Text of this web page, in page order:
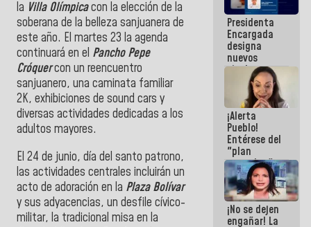
la Villa Olímpicacon la elección de la
soberana de la belleza sanjuanera de
este año. El martes 23 la agenda
continuará en el Pancho Pepe
Cróquercon un reencuentro
sanjuanero, una caminata familiar
2K, exhibiciones de sound cars y
diversas actividades dedicadas a los
adultos mayores.
El 24 de junio, día del santo patrono,
las actividades centrales incluirán un
acto de adoración en la Plaza Bolívar
y sus adyacencias, un desfile cívico-
militar, la tradicional misa en la
por que no
sabemos si
la semana
que viene
hay
programa
Presidenta
Encargada
designa
nuevos
titulares en
Viceministerio
de Energía
Eléctrica y
CORPOELEC
¡Alerta
Pueblo!
Entérese del
"plan
enjambre"
de La Sayo
para
sabotear el
diálogo y
promover el
¡No se dejen
engañar! La